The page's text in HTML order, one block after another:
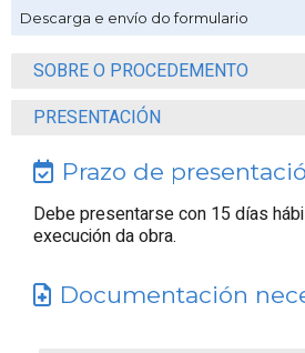
Descarga e envío do formulario
SOBRE O PROCEDEMENTO
PRESENTACIÓN
Prazo de
Debe presentarse con 15 días
execución da obra.
Documentación